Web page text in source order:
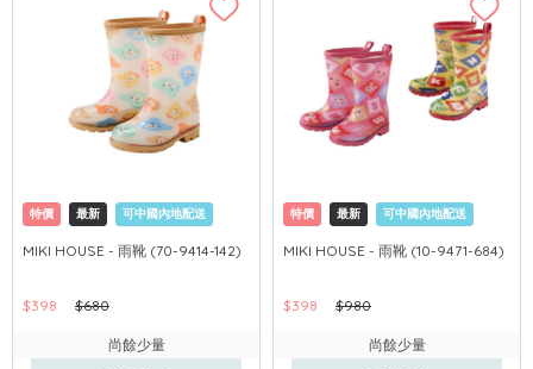
特價 最新 可中國內地配送
MIKI HOUSE - 雨靴 (70-9414-142)
$398 $680
尚餘少量
特價 最新 可中國內地配送
MIKI HOUSE - 雨靴 (10-9471-684)
$398 $980
尚餘少量